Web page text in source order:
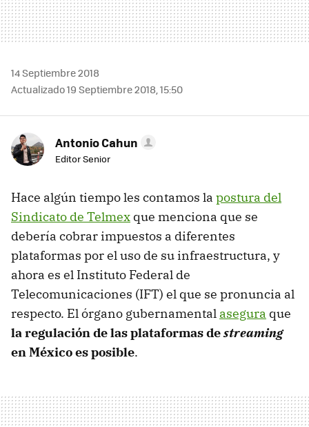
14 Septiembre 2018
Actualizado 19 Septiembre 2018, 15:50
Antonio Cahun
Editor Senior
Hace algún tiempo les contamos la postura del
Sindicato de Telmex que menciona que se
debería cobrar impuestos a diferentes
plataformas por el uso de su infraestructura, y
ahora es el Instituto Federal de
Telecomunicaciones (IFT) el que se pronuncia al
respecto. El órgano gubernamental asegura que
la regulación de las plataformas destreaming
en México es posible.